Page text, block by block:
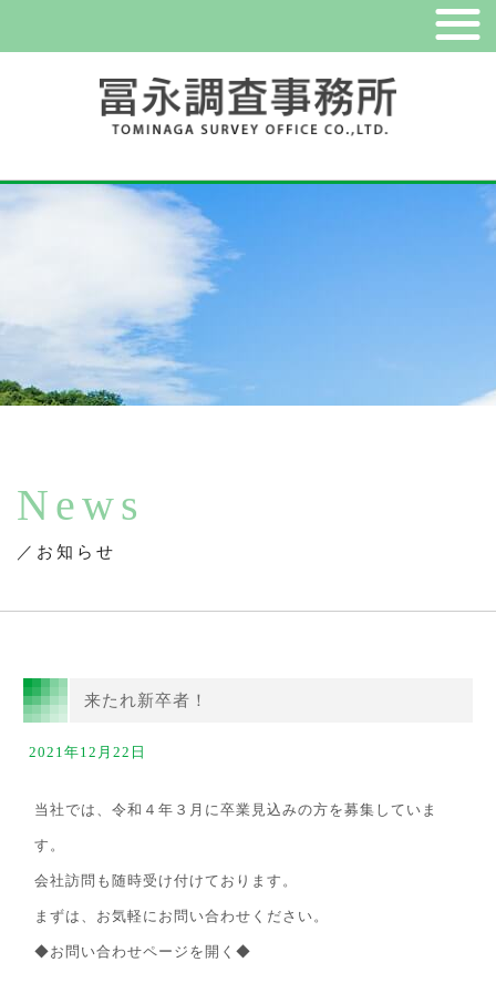
News
／お知らせ
来たれ新卒者！
2021年12月22日
当社では、令和４年３月に卒業見込みの方を募集していま
す。
会社訪問も随時受け付けております。
まずは、お気軽にお問い合わせください。
◆お問い合わせページを開く◆